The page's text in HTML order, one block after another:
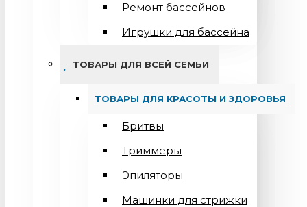
Ремонт бассейнов
Игрушки для бассейна
ТОВАРЫ ДЛЯ ВСЕЙ СЕМЬИ
ТОВАРЫ ДЛЯ КРАСОТЫ И ЗДОРОВЬЯ
Бритвы
Триммеры
Эпиляторы
Машинки для стрижки